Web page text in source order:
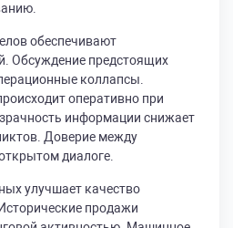
обеспечивают
Обсуждение предстоящих
коллапсы.
оперативно при
информации снижает
Доверие между
диалоге.
улучшает качество
продажи